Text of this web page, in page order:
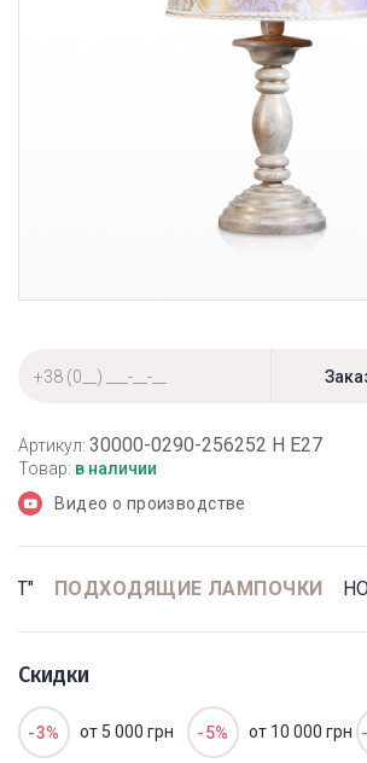
Артикул: 30000-0290-256252 Н Е27
Товар: в наличии
Видео о производстве
ПОДХОДЯЩИЕ ЛАМПОЧКИ
Скидки
-3% от 5 000 грн -5% от 10 000 грн